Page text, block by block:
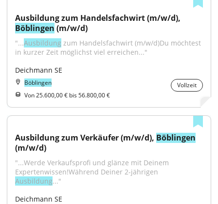
Böblingen (m/w/d)
"...Ausbildung zum Handelsfachwirt (m/w/d)Du möchtest
in kurzer Zeit möglichst viel erreichen..."
Deichmann SE
Böblingen
Vollzeit
Von 25.600,00 € bis 56.800,00 €
Ausbildung zum Verkäufer (m/w/d), Böblingen
(m/w/d)
"...Werde Verkaufsprofi und glänze mit Deinem
Ausbildung..."
Deichmann SE